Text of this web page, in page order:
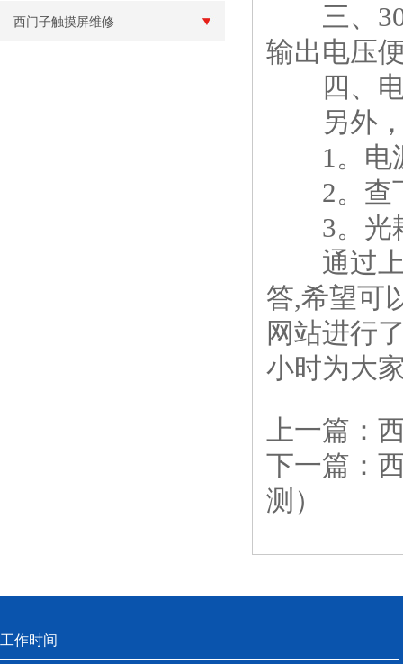
西门子触摸屏维修
三、
输出电压
四、电
另外，
1。电源
2。查下
3。光耦
通过上
答,希望可
网站进行
小时为大
上一篇：
下一篇：
测）
工作时间